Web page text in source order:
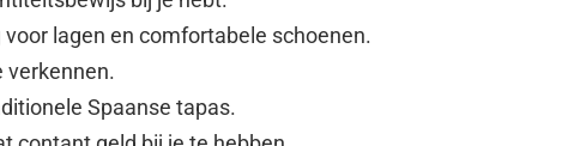
lagen en comfortabele schoenen.
verkennen.
Spaanse tapas.